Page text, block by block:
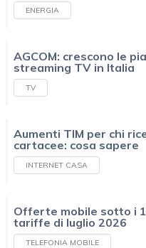
ENERGIA
AGCOM: crescono le
streaming TV in Italia
TV
Aumenti TIM per chi
cartacee: cosa sapere
INTERNET CASA
Offerte mobile sotto i
tariffe di luglio 2026
TELEFONIA MOBILE